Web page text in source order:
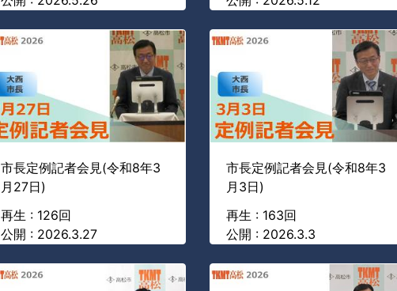
市長定例記者会見(令和8年3
月27日)
再生 : 126回
公開 : 2026.3.27
市長定例記者会見(令和8年3
月3日)
再生 : 163回
公開 : 2026.3.3